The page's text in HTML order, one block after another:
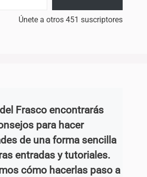
Únete a otros 451 suscriptores
Frasco encontrarás
para hacer
de una forma sencilla
entradas y tutoriales.
cómo hacerlas paso a